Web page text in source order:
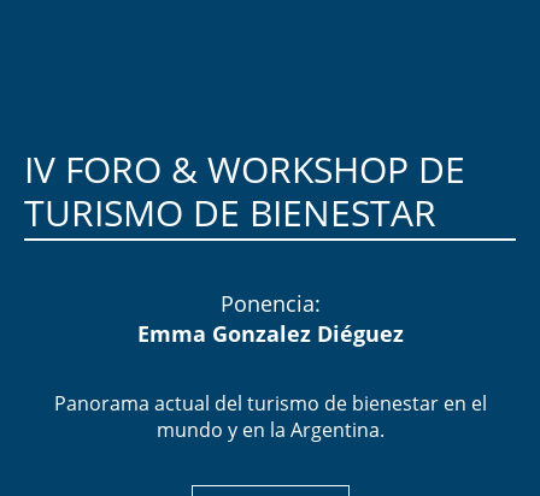
IV FORO & WORKSHOP DE
TURISMO DE BIENESTAR​
Ponencia:
Emma Gonzalez Diéguez
Panorama actual del turismo de bienestar en el
mundo y en la Argentina.